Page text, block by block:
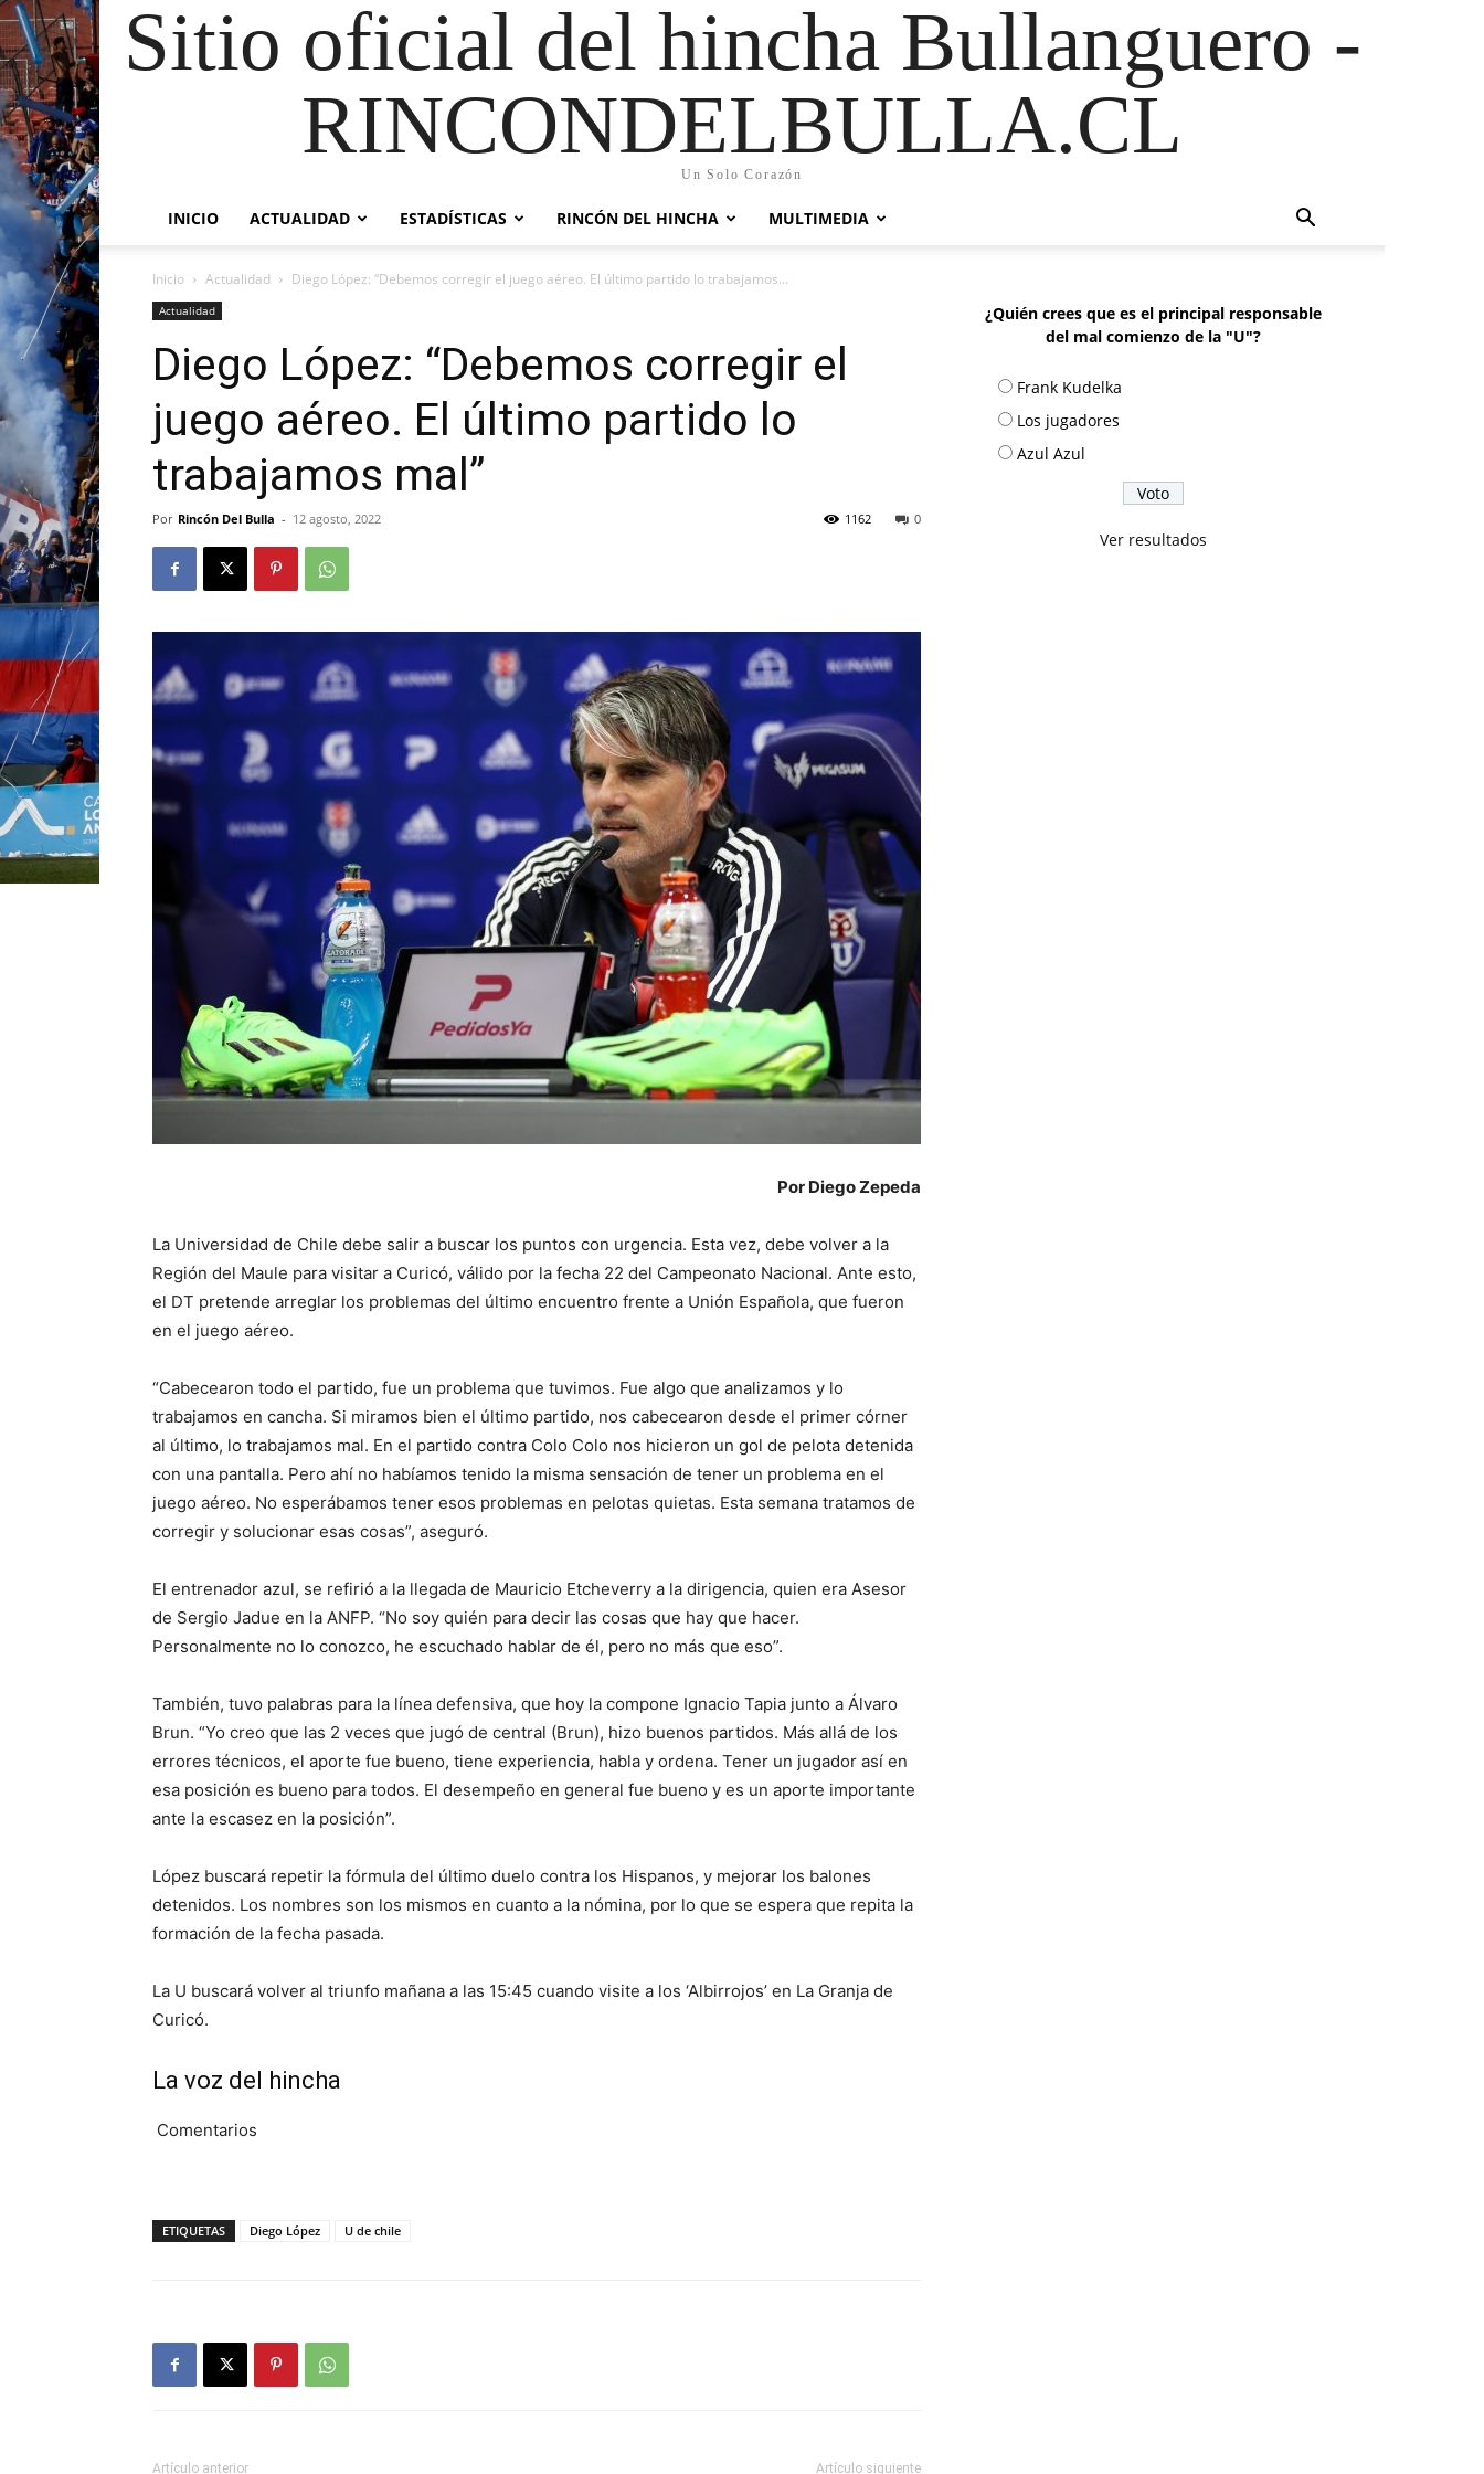
Sitio oficial del hincha Bullanguero -
RINCONDELBULLA.CL
Un Solo Corazón
INICIO ACTUALIDAD ESTADÍSTICAS RINCÓN DEL HINCHA MULTIMEDIA
Inicio Actualidad Diego López: “Debemos corregir el juego aéreo. El último partido lo trabajamos...
Actualidad
Diego López: “Debemos corregir el
juego aéreo. El último partido lo
trabajamos mal”
Por Rincón Del Bulla - 12 agosto, 2022 0
1162
Por Diego Zepeda
La Universidad de Chile debe salir a buscar los puntos con urgencia. Esta vez, debe volver a la
Región del Maule para visitar a Curicó, válido por la fecha 22 del Campeonato Nacional. Ante esto,
el DT pretende arreglar los problemas del último encuentro frente a Unión Española, que fueron
en el juego aéreo.
“Cabecearon todo el partido, fue un problema que tuvimos. Fue algo que analizamos y lo
trabajamos en cancha. Si miramos bien el último partido, nos cabecearon desde el primer córner
al último, lo trabajamos mal. En el partido contra Colo Colo nos hicieron un gol de pelota detenida
con una pantalla. Pero ahí no habíamos tenido la misma sensación de tener un problema en el
juego aéreo. No esperábamos tener esos problemas en pelotas quietas. Esta semana tratamos de
corregir y solucionar esas cosas”, aseguró.
El entrenador azul, se refirió a la llegada de Mauricio Etcheverry a la dirigencia, quien era Asesor
de Sergio Jadue en la ANFP. “No soy quién para decir las cosas que hay que hacer.
Personalmente no lo conozco, he escuchado hablar de él, pero no más que eso”.
También, tuvo palabras para la línea defensiva, que hoy la compone Ignacio Tapia junto a Álvaro
Brun. “Yo creo que las 2 veces que jugó de central (Brun), hizo buenos partidos. Más allá de los
errores técnicos, el aporte fue bueno, tiene experiencia, habla y ordena. Tener un jugador así en
esa posición es bueno para todos. El desempeño en general fue bueno y es un aporte importante
ante la escasez en la posición”.
López buscará repetir la fórmula del último duelo contra los Hispanos, y mejorar los balones
detenidos. Los nombres son los mismos en cuanto a la nómina, por lo que se espera que repita la
formación de la fecha pasada.
La U buscará volver al triunfo mañana a las 15:45 cuando visite a los ‘Albirrojos’ en La Granja de
Curicó.
La voz del hincha
Comentarios
ETIQUETAS Diego López U de chile
Artículo anterior Artículo siguiente
¿Quién crees que es el principal responsable
del mal comienzo de la "U"?
Frank Kudelka
Los jugadores
Azul Azul
Ver resultados